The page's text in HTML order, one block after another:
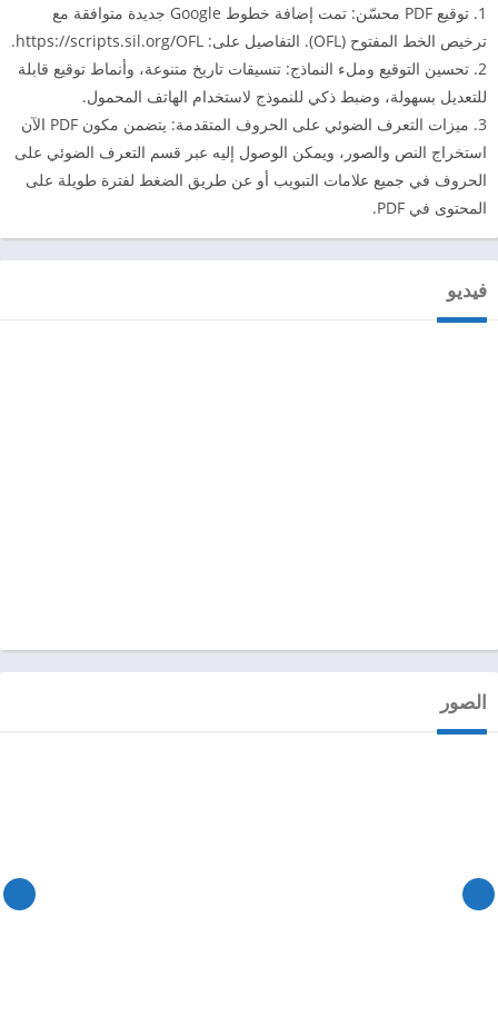
1. توقيع PDF محسّن: تمت إضافة خطوط Google جديدة متوافقة مع
ترخيص الخط المفتوح (OFL). التفاصيل على: https://scripts.sil.org/OFL.
2. تحسين التوقيع وملء النماذج: تنسيقات تاريخ متنوعة، وأنماط توقيع قابلة
للتعديل بسهولة، وضبط ذكي للنموذج لاستخدام الهاتف المحمول.
3. ميزات التعرف الضوئي على الحروف المتقدمة: يتضمن مكون PDF الآن
استخراج النص والصور، ويمكن الوصول إليه عبر قسم التعرف الضوئي على
الحروف في جميع علامات التبويب أو عن طريق الضغط لفترة طويلة على
المحتوى في PDF.
فيديو
الصور